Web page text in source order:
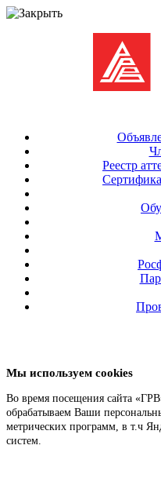
Реестр
Мы используем cookies
Во время посещения сайта
обрабатываем Ваши
метрических программ, в т.ч
систем.